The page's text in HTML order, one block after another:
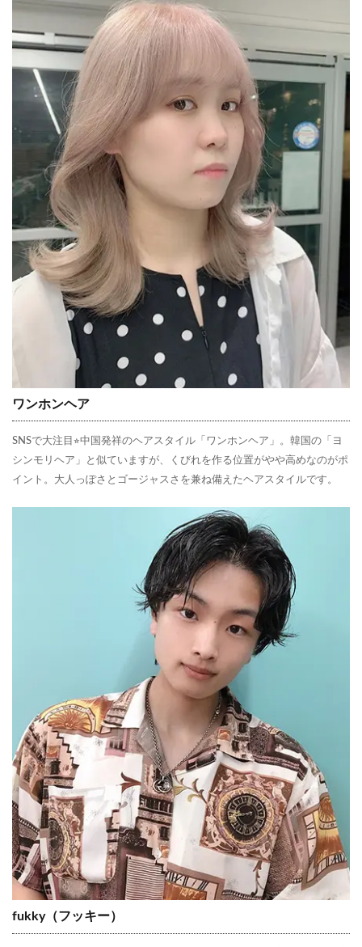
ワンホンヘア
SNSで大注目⭐︎中国発祥のヘアスタイル「ワンホンヘア」。韓国の「ヨ
シンモリヘア」と似ていますが、くびれを作る位置がやや高めなのがポ
イント。大人っぽさとゴージャスさを兼ね備えたヘアスタイルです。
fukky（フッキー）